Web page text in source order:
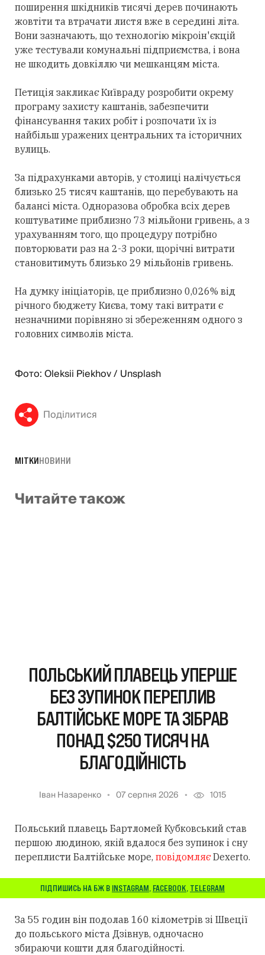
поширення шкідників тисячі дерев починають
жовтіти та втрачати листя вже в середині літа.
Вони зазначають, що технологію мікроін'єкцій
уже тестували комунальні підприємства, і вона
не шкодить довкіллю чи мешканцям міста.
Петиція закликає Київраду розробити окрему
програму захисту каштанів, забезпечити
фінансування таких робіт і розпочати їх із
найбільш уражених центральних та історичних
вулиць.
За підрахунками авторів, у столиці налічується
близько 25 тисяч каштанів, що перебувають на
балансі міста. Одноразова обробка всіх дерев
коштуватиме приблизно 73 мільйони гривень, а з
урахуванням того, що процедуру потрібно
повторювати раз на 2-3 роки, щорічні витрати
становитимуть близько 29 мільйонів гривень.
На думку ініціаторів, це приблизно 0,026% від
річного бюджету Києва, тому такі витрати є
незначними порівняно зі збереженням одного з
головних символів міста.
Фото: Oleksii Piekhov / Unsplash
Поділитися
МІТКИНОВИНИ
Читайте також
ПОЛЬСЬКИЙ ПЛАВЕЦЬ УПЕРШЕ
БЕЗ ЗУПИНОК ПЕРЕПЛИВ
БАЛТІЙСЬКЕ МОРЕ ТА ЗІБРАВ
ПОНАД $250 ТИСЯЧ НА
БЛАГОДІЙНІСТЬ
Іван Назаренко 07 серпня 2026 1015
Польський плавець Бартломей Кубковський став
першою людиною, якій вдалося без зупинок і сну
переплисти Балтійське море, повідомляєDexerto.
ПІДПИШИСЬ НА БЖ В INSTAGRAM, FACEBOOK, TELEGRAM
За 55 годин він подолав 160 кілометрів зі Швеції
до польського міста Дзівнув, одночасно
збираючи кошти для благодійності.